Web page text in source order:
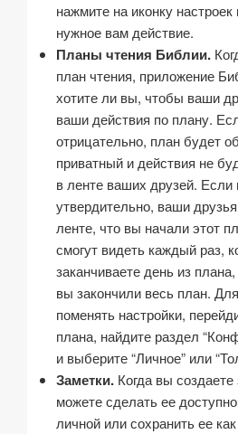
нажмите на иконку
нужное вам действие.
Планы чтения Библии.
план чтения, приложение
хотите ли вы, чтобы ваши
ваши действия по плану.
отрицательно, план будет
приватный и действия не
в ленте ваших друзей. Если
утвердительно, ваши
ленте, что вы начали этот
смогут видеть каждый раз,
заканчиваете день из
вы закончили весь план.
поменять настройки,
плана, найдите раздел
и выберите “Личное” или
Заметки. Когда вы
можете сделать ее
личной или сохранить ее